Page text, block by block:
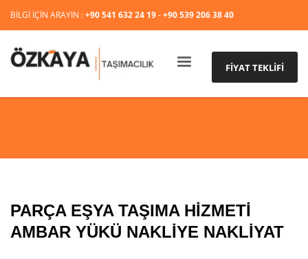
BİLGİ İÇİN ARAYIN :+90 541 632 24 19-+90 539 206 38 40
FİYAT TEKLİFİ
PARÇA EŞYA TAŞIMA HIZMETI
AMBAR YÜKÜ NAKLIYE NAKLIYAT